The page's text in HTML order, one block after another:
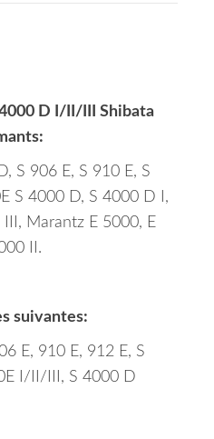
D I/II/III Shibata
S 906 E, S 910 E, S
S 4000 D, S 4000 D I,
Marantz E 5000, E
II.
suivantes:
E, 910 E, 912 E, S
I/II/III, S 4000 D